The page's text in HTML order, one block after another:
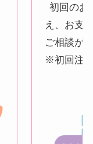
初回のお
え、お支
ご相談が
※初回注